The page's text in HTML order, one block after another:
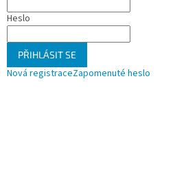
Heslo
PŘIHLÁSIT SE
Nová registraceZapomenuté heslo